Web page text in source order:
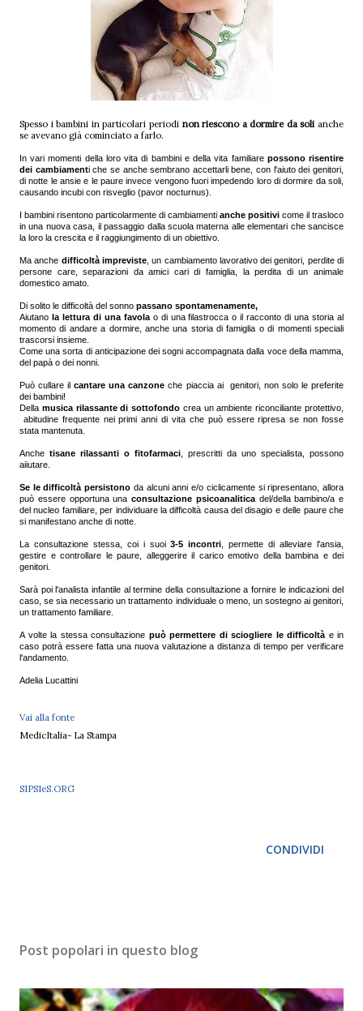
Spesso i bambini in particolari periodi non riescono a dormire da soli anche
se avevano già cominciato a farlo.
In vari momenti della loro vita di bambini e della vita familiare possono risentire
dei cambiamenti che se anche sembrano accettarli bene, con l'aiuto dei genitori,
di notte le ansie e le paure invece vengono fuori impedendo loro di dormire da soli,
causando incubi con risveglio (pavor nocturnus).
I bambini risentono particolarmente di cambiamenti anche positivi come il trasloco
in una nuova casa, il passaggio dalla scuola materna alle elementari che sancisce
la loro la crescita e il raggiungimento di un obiettivo.
Ma anche difficoltà impreviste, un cambiamento lavorativo dei genitori, perdite di
persone care, separazioni da amici cari di famiglia, la perdita di un animale
domestico amato.
Di solito le difficoltà del sonno passano spontamenamente,
Aiutano la lettura di una favolao di una filastrocca o il racconto di una storia al
momento di andare a dormire, anche una storia di famiglia o di momenti speciali
trascorsi insieme.
Come una sorta di anticipazione dei sogni accompagnata dalla voce della mamma,
del papà o dei nonni.
Può cullare ilcantare una canzone che piaccia ai genitori, non solo le preferite
dei bambini!
Della musica rilassante di sottofondo crea un ambiente riconciliante protettivo,
abitudine frequente nei primi anni di vita che può essere ripresa se non fosse
stata mantenuta.
Anche tisane rilassanti o fitofarmaci , prescritti da uno specialista, possono
aiiutare.
Se le difficoltà persistono da alcuni anni e/o ciclicamente si ripresentano, allora
può essere opportuna una consultazione psicoanaliticadel/della bambino/a e
del nucleo familiare, per individuare la difficoltà causa del disagio e delle paure che
si manifestano anche di notte.
La consultazione stessa, coi i suoi3-5 incontri , permette di alleviare l'ansia,
gestire e controllare le paure, alleggerire il carico emotivo della bambina e dei
genitori.
Sarà poi l'analista infantile al termine della consultazione a fornire le indicazioni del
caso, se sia necessario un trattamento individuale o meno, un sostegno ai genitori,
un trattamento familiare.
A volte la stessa consultazione può permettere di sciogliere le difficoltà e in
caso potrà essere fatta una nuova valutazione a distanza di tempo per verificare
l'andamento.
Adelia Lucattini
Vai alla fonte
MedicItalia- La Stampa
SIPSIeS.ORG
CONDIVIDI
Post popolari in questo blog